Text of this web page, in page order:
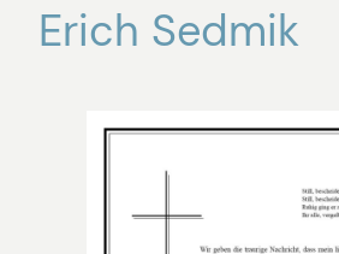
Erich Sedmik